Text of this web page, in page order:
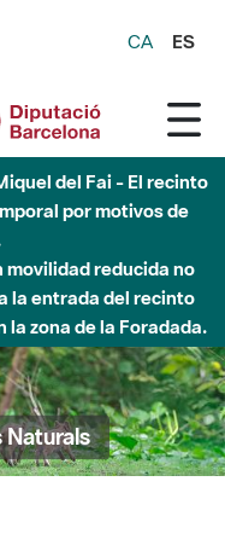
CA ES
del Fai - El recinto
por motivos de
movilidad reducida no
la entrada del recinto
la zona de la Foradada.
Naturals